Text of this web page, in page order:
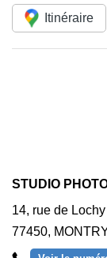
Itinéraire
STUDIO
14, rue de Lochy
77450,